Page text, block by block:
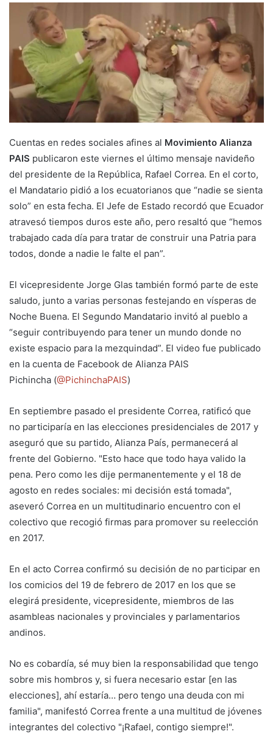
Cuentas en redes sociales afines al Movimiento Alianza
PAIS publicaron este viernes el último mensaje navideño
del presidente de la República, Rafael Correa. En el corto,
el Mandatario pidió a los ecuatorianos que “nadie se sienta
solo” en esta fecha. El Jefe de Estado recordó que Ecuador
atravesó tiempos duros este año, pero resaltó que “hemos
trabajado cada día para tratar de construir una Patria para
todos, donde a nadie le falte el pan”.
El vicepresidente Jorge Glas también formó parte de este
saludo, junto a varias personas festejando en vísperas de
Noche Buena. El Segundo Mandatario invitó al pueblo a
“seguir contribuyendo para tener un mundo donde no
existe espacio para la mezquindad”. El video fue publicado
en la cuenta de Facebook de Alianza PAIS
Pichincha (@PichinchaPAIS)
En septiembre pasado el presidente Correa, ratificó que
no participaría en las elecciones presidenciales de 2017 y
aseguró que su partido, Alianza País, permanecerá al
frente del Gobierno. "Esto hace que todo haya valido la
pena. Pero como les dije permanentemente y el 18 de
agosto en redes sociales: mi decisión está tomada",
aseveró Correa en un multitudinario encuentro con el
colectivo que recogió firmas para promover su reelección
en 2017.
En el acto Correa confirmó su decisión de no participar en
los comicios del 19 de febrero de 2017 en los que se
elegirá presidente, vicepresidente, miembros de las
asambleas nacionales y provinciales y parlamentarios
andinos.
No es cobardía, sé muy bien la responsabilidad que tengo
sobre mis hombros y, si fuera necesario estar [en las
elecciones], ahí estaría… pero tengo una deuda con mi
familia", manifestó Correa frente a una multitud de jóvenes
integrantes del colectivo "¡Rafael, contigo siempre!".